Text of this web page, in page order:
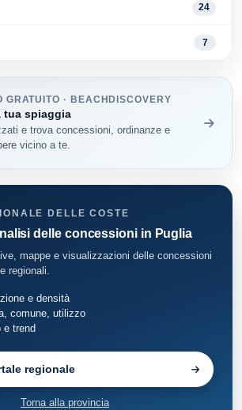
24
7
GRATUITO · BEACHDISCOVERY
tua spiaggia
e trova concessioni, ordinanze e
vicino a te.
DELLE COSTE
delle concessioni in Puglia
mappe e visualizzazioni delle concessioni
regionali.
e densità
comune, utilizzo
e trend
regionale
Torna alla provincia